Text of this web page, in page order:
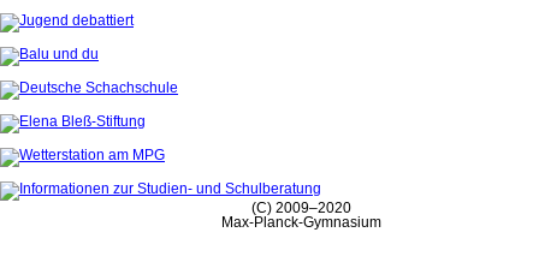
(C) 2009–2020
Max-Planck-Gymnasium